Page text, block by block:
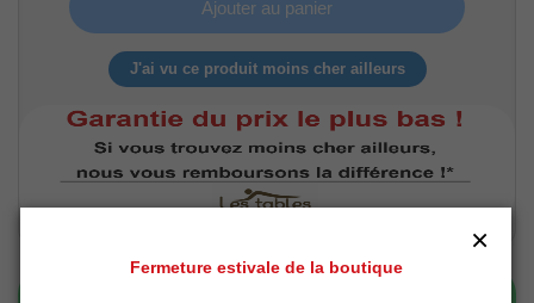
Ajouter au panier
J'ai vu ce produit moins cher ailleurs
Fermeture estivale de la boutique
×